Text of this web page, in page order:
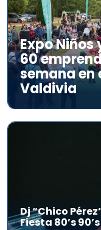
Expo Niños
60
semana en
Valdivia
Dj “Chico
Fiesta 80’s